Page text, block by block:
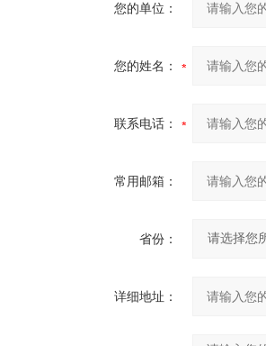
您的单位：
您的姓名：
联系电话：
常用邮箱：
省份：
详细地址：